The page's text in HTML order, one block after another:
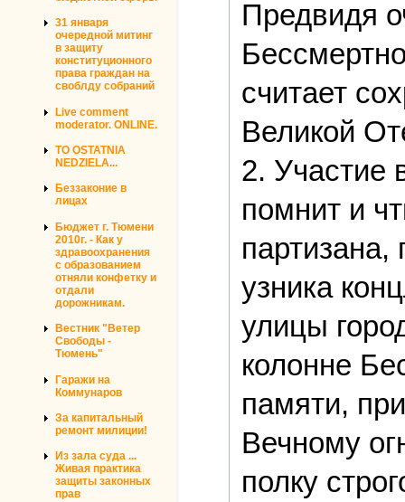
31 января
очередной митинг
в защиту
конституционного
права граждан на
своблду собраний
Live comment
moderator. ONLINE.
TO OSTATNIA
NEDZIELA...
Беззаконие в
лицах
Бюджет г. Тюмени
2010г. - Как у
здравоохранения
с образованием
отняли конфетку и
отдали
дорожникам.
Вестник "Ветер
Свободы -
Тюмень"
Гаражи на
Коммунаров
За капитальный
ремонт милиции!
Из зала суда ...
Живая практика
защиты законных
прав
Предвидя
считает
Великой
2. Участие
помнит и
узника
улицы
колонне
памяти,
Вечному
полку